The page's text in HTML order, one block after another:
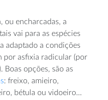
ou encharcadas, a
vai para as espécies
adaptado a condições
por asfixia radicular (por
Boas opções, são as
: freixo, amieiro,
bétula ou vidoeiro…